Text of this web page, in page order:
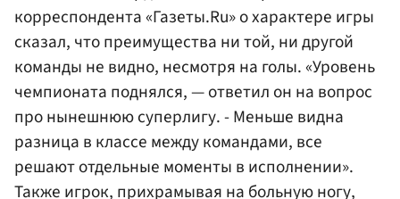
корреспондента «Газеты.Ru» о характере игры
сказал, что преимущества ни той, ни другой
команды не видно, несмотря на голы. «Уровень
чемпионата поднялся, — ответил он на вопрос
про нынешнюю суперлигу. - Меньше видна
разница в классе между командами, все
решают отдельные моменты в исполнении».
Также игрок, прихрамывая на больную ногу,